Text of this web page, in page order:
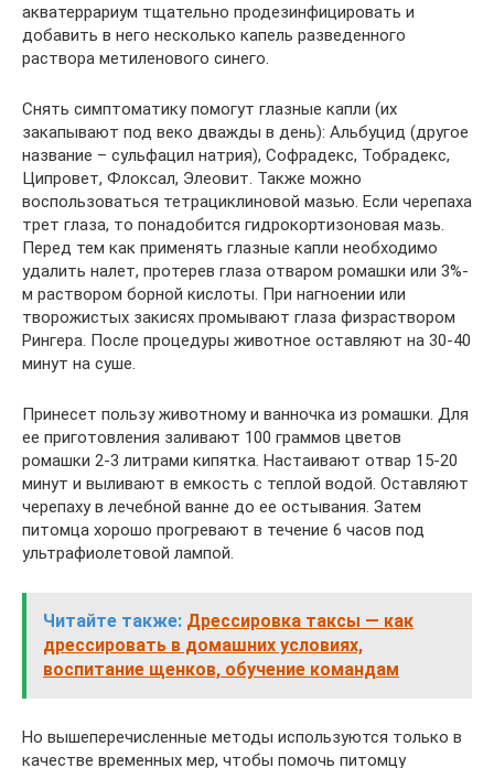
акватеррариум тщательно продезинфицировать и
добавить в него несколько капель разведенного
раствора метиленового синего.
Снять симптоматику помогут глазные капли (их
закапывают под веко дважды в день): Альбуцид (другое
название – сульфацил натрия), Софрадекс, Тобрадекс,
Ципровет, Флоксал, Элеовит. Также можно
воспользоваться тетрациклиновой мазью. Если черепаха
трет глаза, то понадобится гидрокортизоновая мазь.
Перед тем как применять глазные капли необходимо
удалить налет, протерев глаза отваром ромашки или 3%-
м раствором борной кислоты. При нагноении или
творожистых закисях промывают глаза физраствором
Рингера. После процедуры животное оставляют на 30-40
минут на суше.
Принесет пользу животному и ванночка из ромашки. Для
ее приготовления заливают 100 граммов цветов
ромашки 2-3 литрами кипятка. Настаивают отвар 15-20
минут и выливают в емкость с теплой водой. Оставляют
черепаху в лечебной ванне до ее остывания. Затем
питомца хорошо прогревают в течение 6 часов под
ультрафиолетовой лампой.
Читайте также: Дрессировка таксы — как
дрессировать в домашних условиях,
воспитание щенков, обучение командам
Но вышеперечисленные методы используются только в
качестве временных мер, чтобы помочь питомцу